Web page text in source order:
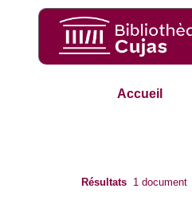
Accueil
Résultats 1 document